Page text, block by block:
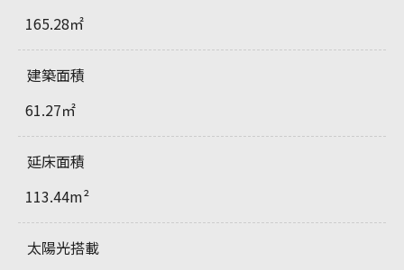
165.28㎡
建築面積
61.27㎡
延床面積
113.44m²
太陽光搭載